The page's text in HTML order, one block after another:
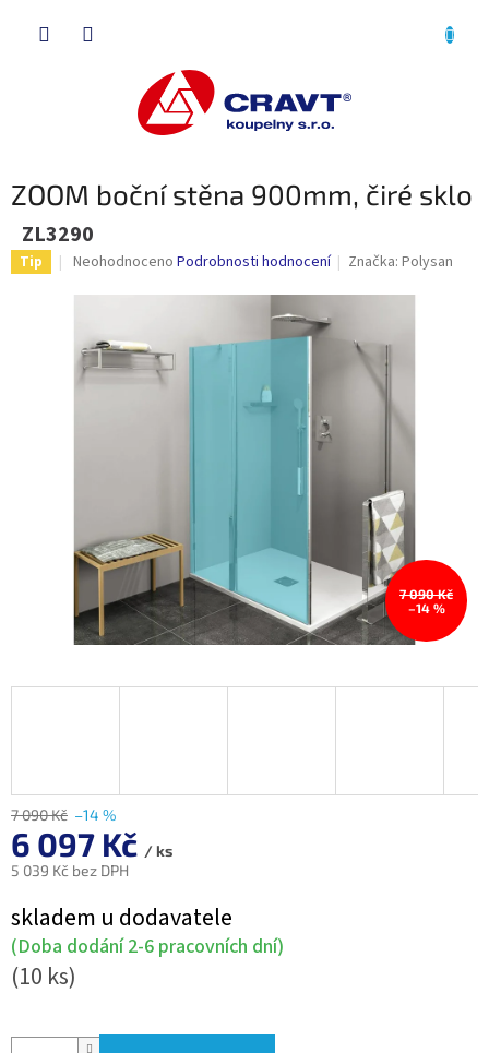
ZOOM boční stěna 900mm, čiré sklo
ZL3290
Tip
Průměrné
produktu
0,0
z
Neohodnoceno Podrobnosti hodnocení Značka:Polysan
7 090 Kč
–14 %
7 090 Kč –14 %
6 097 Kč / ks
5 039 Kč bez DPH
cena:
skladem u dodavatele
(Doba dodání 2-6 pracovních dní)
(10 ks)